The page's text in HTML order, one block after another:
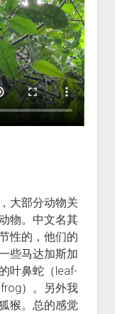
大部分动物关
物。中文名其
性的，他们的
些马达加斯加
叶鼻蛇（leaf-
）。另外我
猴。总的感觉